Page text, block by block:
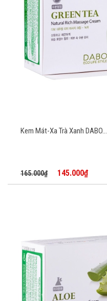
Kem Mát-Xa Trà Xanh DABO...
165.000₫ 145.000₫